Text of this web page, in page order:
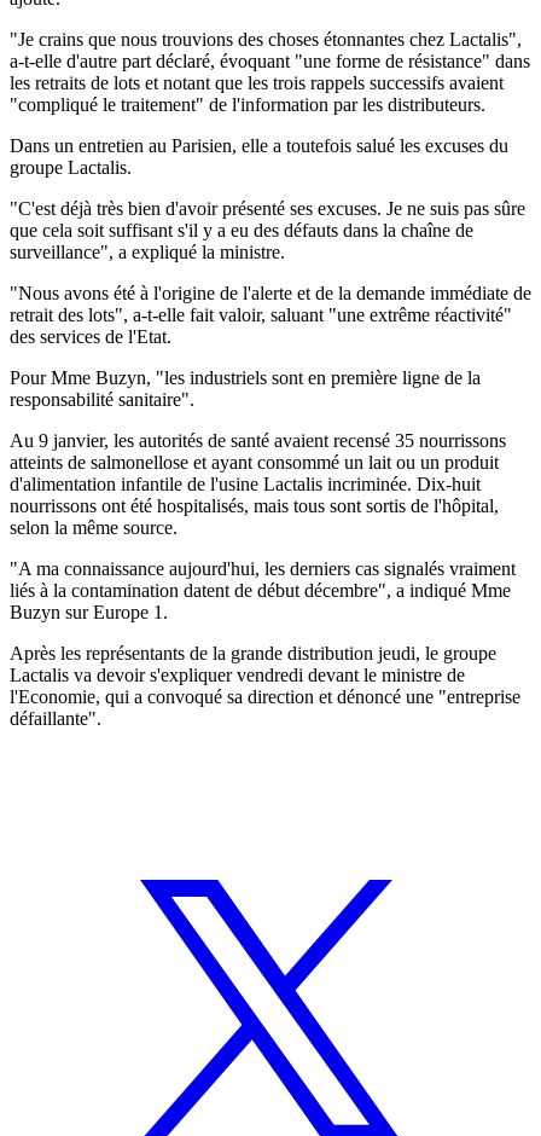
"Je crains que nous trouvions des choses étonnantes chez Lactalis",
a-t-elle d'autre part déclaré, évoquant "une forme de résistance" dans
les retraits de lots et notant que les trois rappels successifs avaient
"compliqué le traitement" de l'information par les distributeurs.
Dans un entretien au Parisien, elle a toutefois salué les excuses du
groupe Lactalis.
"C'est déjà très bien d'avoir présenté ses excuses. Je ne suis pas sûre
que cela soit suffisant s'il y a eu des défauts dans la chaîne de
surveillance", a expliqué la ministre.
"Nous avons été à l'origine de l'alerte et de la demande immédiate de
retrait des lots", a-t-elle fait valoir, saluant "une extrême réactivité"
des services de l'Etat.
Pour Mme Buzyn, "les industriels sont en première ligne de la
responsabilité sanitaire".
Au 9 janvier, les autorités de santé avaient recensé 35 nourrissons
atteints de salmonellose et ayant consommé un lait ou un produit
d'alimentation infantile de l'usine Lactalis incriminée. Dix-huit
nourrissons ont été hospitalisés, mais tous sont sortis de l'hôpital,
selon la même source.
"A ma connaissance aujourd'hui, les derniers cas signalés vraiment
liés à la contamination datent de début décembre", a indiqué Mme
Buzyn sur Europe 1.
Après les représentants de la grande distribution jeudi, le groupe
Lactalis va devoir s'expliquer vendredi devant le ministre de
l'Economie, qui a convoqué sa direction et dénoncé une "entreprise
défaillante".